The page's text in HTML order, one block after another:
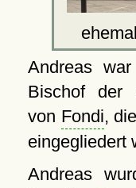
Andreas
Bischof der
von Fondi,
eingegliedert
Andreas